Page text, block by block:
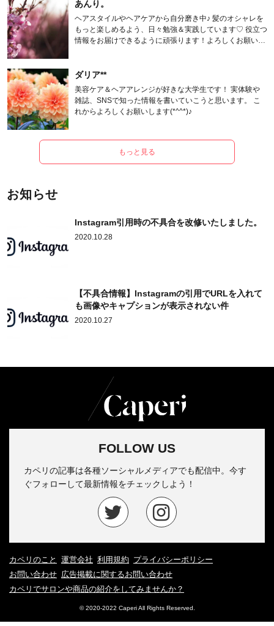
あんり。
ヘアスタイルやヘアケアから自分磨き中♪ 髪のオシャレを
もっと楽しめるよう、日々勉強＆実践しています♡ 役立つ
情報をお届けできるように頑張ります！よろしくお願いし
ダリア**
美容ケア＆ヘアアレンジが好きな大学生です！ 実体験や
雑誌、SNSで知った情報を書いていこうと思います。 こ
れからよろしくお願いします(*^^*)♪
もっと見る
お知らせ
Instagram引用時の不具合を改修いたしました。
2020.10.28
【不具合情報】Instagramの引用でURLを入れて
も画像やキャプションが表示されない件
2020.10.27
FOLLOW US
カペリの記事は各種ソーシャルメディアでも配信中。今す
ぐフォローして最新情報をチェックしよう！
カペリのこと 運営会社 利用規約 プライバシーポリシー
お問い合わせ 広告掲載に関するお問い合わせ
カペリでサロンや商品の紹介をしてみませんか？
© 2020-2022 Caperi All Rights Reserved.